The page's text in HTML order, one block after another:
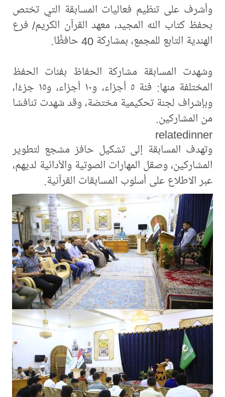
وأشرف على تنظيم فعاليات المسابقة التي تختص
بحفظ كتاب الله المجيد، معهد القرآن الكريم/ فرع
الهندية التابع للمجمع، بمشاركة 40 حافظًا.
وشهدت المسابقة مشاركة الحفاظ بفئات الحفظ
المختلفة منها: فئة ٥ أجزاء، و١٠ أجزاء، و١٥ جزءًا،
وبإشراف لجنة تحكيمية مختصّة، وقد شهدت تنافسًا
من المشاركين.
relatedinner
وتهدف المسابقة إلى تشكيل حافز مشجع لتطوير
المشاركين، وصقل المهارات الصوتية والأدائية لديهم،
عبر الاطلاع على أسلوب المسابقات القرآنية.